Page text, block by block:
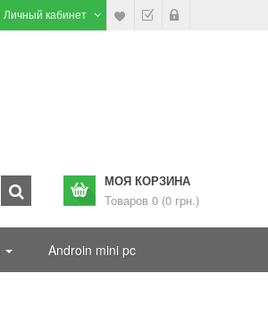
Личный кабинет
МОЯ КОРЗИНА
Товаров 0 (0 грн.)
Androin mini pc